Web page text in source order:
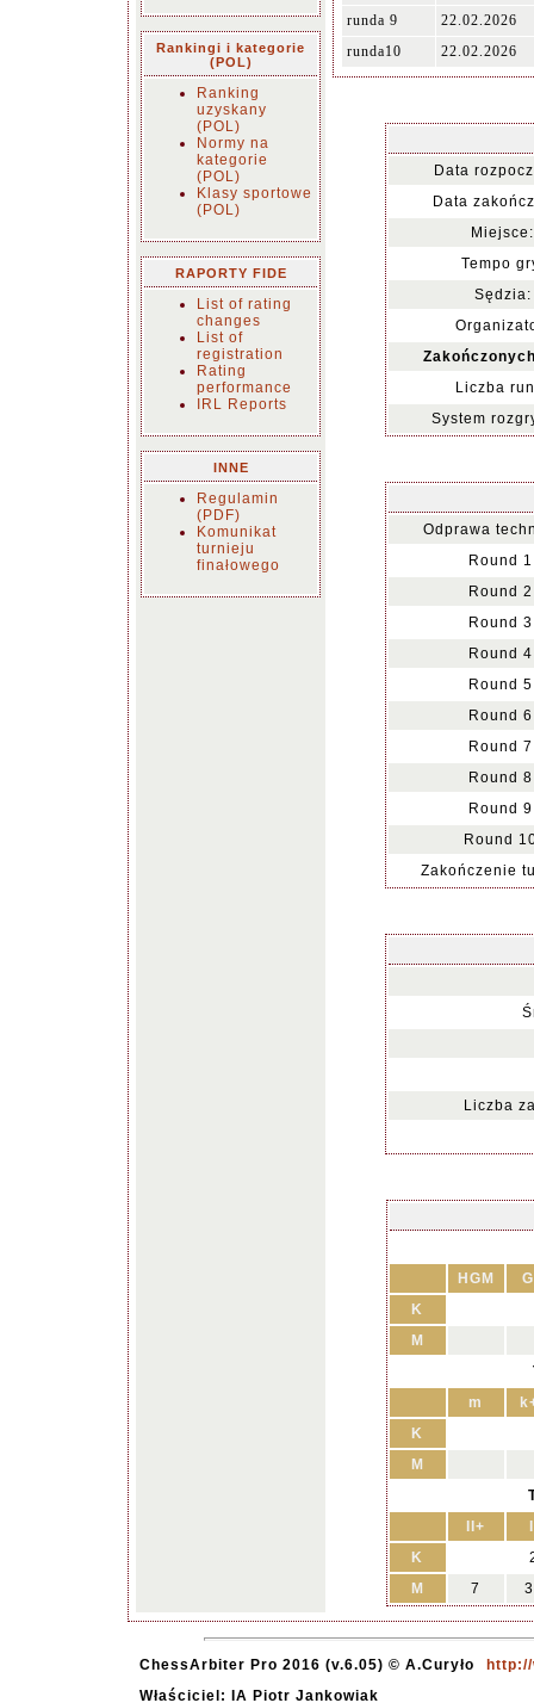
Rankingi i kategorie
(POL)
Ranking
uzyskany
(POL)
Normy na
kategorie
(POL)
Klasy sportowe
(POL)
RAPORTY FIDE
List of rating
changes
List of
registration
Rating
performance
IRL Reports
INNE
Regulamin
(PDF)
Komunikat
turnieju
finałowego
runda 9
22.02.2026
runda10
22.02.2026
Data
Data
Miejsce:
Tempo
Sędzia:
Liczba
System
Odprawa
Round
Round
Round
Round
Round
Round
Round
Round
Round
Round
Zakończenie
Liczba
HGM
K
M
m
K
M
II+
K
M
7
ChessArbiter Pro 2016 (v.6.05) © A.Curyło
Właściciel: IA Piotr Jankowiak